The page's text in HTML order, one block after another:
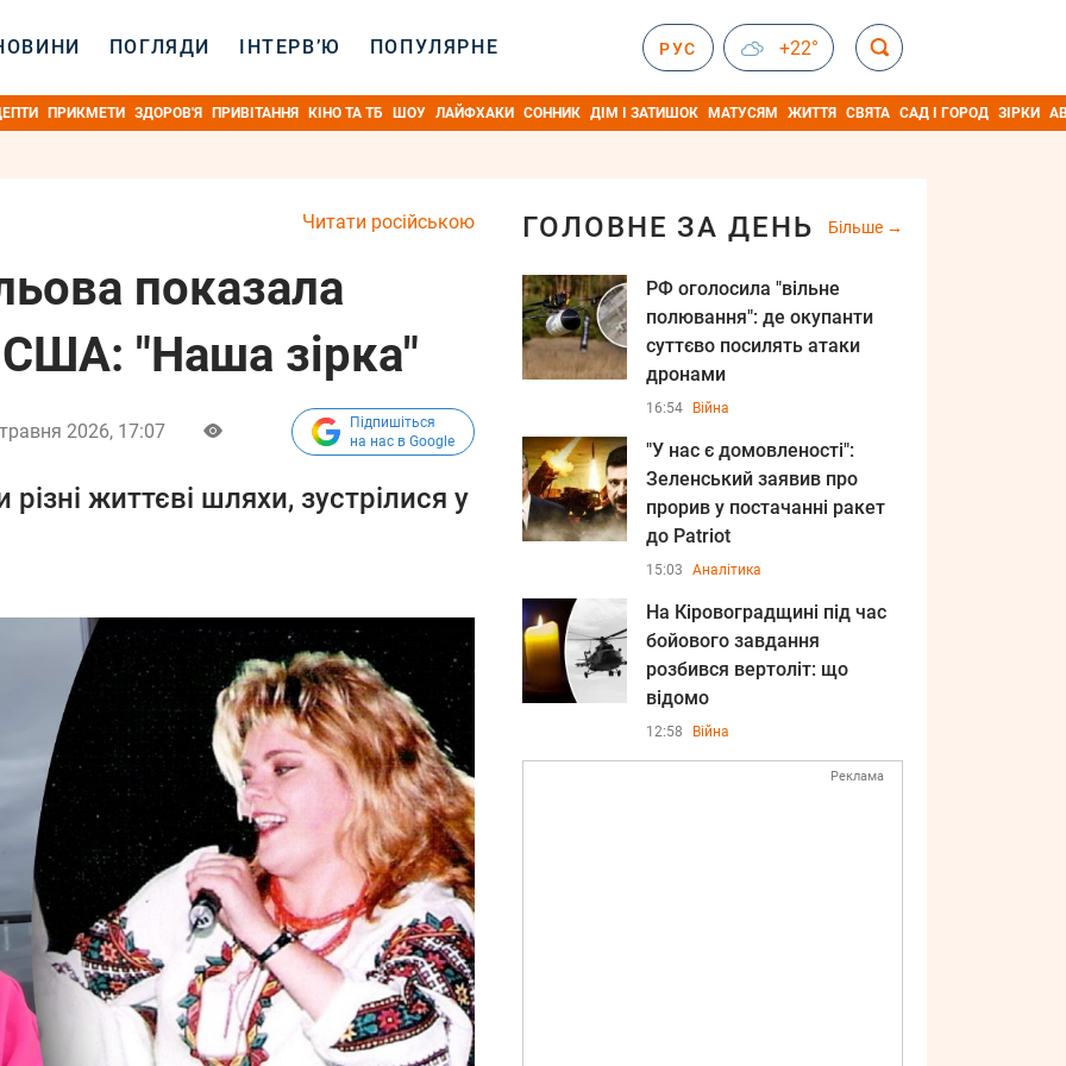
ПОГЛЯДИ ІНТЕРВ’Ю ПОПУЛЯРНЕ РУС +22°
ПРИКМЕТИ ЗДОРОВ'Я ПРИВІТАННЯ КІНО ТА ТБ ШОУ ЛАЙФХАКИ СОННИК ДІМ І ЗАТИШОК МАТУСЯМ ЖИТТЯ СВЯТА САД І ГОРОД ЗІРКИ
Читати російською
показала
США: "Наша зірка"
2026, 17:07
Підпишіться
на нас в Google
життєві шляхи, зустрілися у
ГОЛОВНЕ ЗА ДЕНЬ Більше
РФ оголосила "вільне
полювання": де окупанти
суттєво посилять атаки
дронами
16:54 Війна
"У нас є домовленості":
Зеленський заявив про
прорив у постачанні ракет
до Patriot
15:03 Аналітика
На Кіровоградщині під час
бойового завдання
розбився вертоліт: що
відомо
12:58 Війна
Реклама